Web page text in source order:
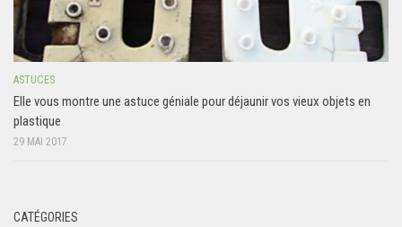
ASTUCES
Elle vous montre une astuce géniale pour déjaunir vos vieux objets en
plastique
29 MAI 2017
CATÉGORIES